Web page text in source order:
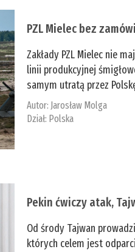
PZL Mielec bez
Zakłady PZL Mielec nie
linii produkcyjnej
samym utratą przez
Autor: Jarosław Molga
Dział: Polska
Pekin ćwiczy atak,
Od środy Tajwan
których celem jest